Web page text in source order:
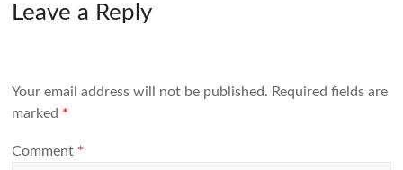
Leave a Reply
Your email address will not be published. Required fields are
marked *
Comment *